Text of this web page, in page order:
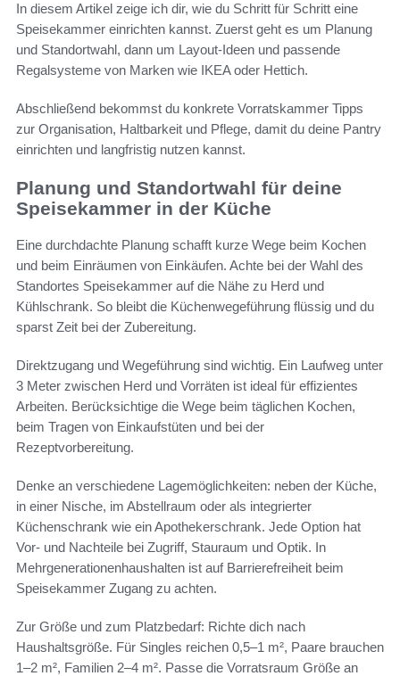
In diesem Artikel zeige ich dir, wie du Schritt für Schritt eine
Speisekammer einrichten kannst. Zuerst geht es um Planung
und Standortwahl, dann um Layout-Ideen und passende
Regalsysteme von Marken wie IKEA oder Hettich.
Abschließend bekommst du konkrete Vorratskammer Tipps
zur Organisation, Haltbarkeit und Pflege, damit du deine Pantry
einrichten und langfristig nutzen kannst.
Planung und Standortwahl für deine
Speisekammer in der Küche
Eine durchdachte Planung schafft kurze Wege beim Kochen
und beim Einräumen von Einkäufen. Achte bei der Wahl des
Standortes Speisekammer auf die Nähe zu Herd und
Kühlschrank. So bleibt die Küchenwegeführung flüssig und du
sparst Zeit bei der Zubereitung.
Direktzugang und Wegeführung sind wichtig. Ein Laufweg unter
3 Meter zwischen Herd und Vorräten ist ideal für effizientes
Arbeiten. Berücksichtige die Wege beim täglichen Kochen,
beim Tragen von Einkaufstüten und bei der
Rezeptvorbereitung.
Denke an verschiedene Lagemöglichkeiten: neben der Küche,
in einer Nische, im Abstellraum oder als integrierter
Küchenschrank wie ein Apothekerschrank. Jede Option hat
Vor- und Nachteile bei Zugriff, Stauraum und Optik. In
Mehrgenerationenhaushalten ist auf Barrierefreiheit beim
Speisekammer Zugang zu achten.
Zur Größe und zum Platzbedarf: Richte dich nach
Haushaltsgröße. Für Singles reichen 0,5–1 m², Paare brauchen
1–2 m², Familien 2–4 m². Passe die Vorratsraum Größe an